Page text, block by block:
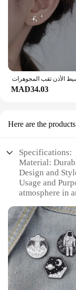
MAD34.03
Here are the
Specifications:
Material:
Design and
Usage and
atmosphere in
quality LED
Shape or Size
lightweight,
Parts and
accessories for
Features:
|Vendors|